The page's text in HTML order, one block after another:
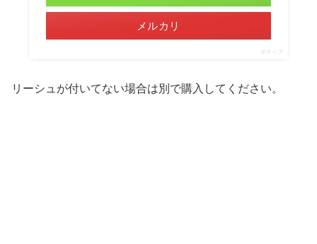
メルカリ
ポチップ
リーシュが付いてない場合は別で購入してください。